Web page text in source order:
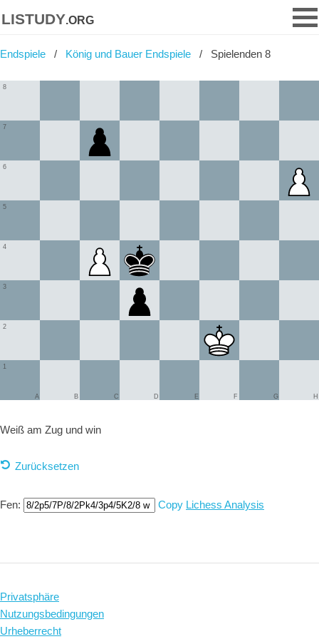
listudy.org
Endspiele König und Bauer Endspiele Spielenden 8
1
2
3
4
5
6
7
8
A B C D E F G H
Weiß am Zug und win
Zurücksetzen
Fen: Copy Lichess Analysis
Privatsphäre
Nutzungsbedingungen
Urheberrecht